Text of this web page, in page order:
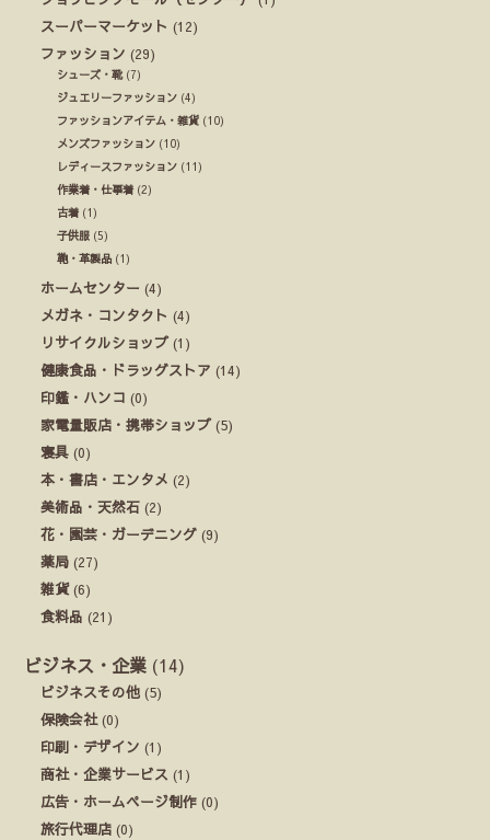
スーパーマーケット (12)
ファッション (29)
シューズ・靴(7)
ジュエリーファッション (4)
ファッションアイテム・雑貨 (10)
メンズファッション (10)
レディースファッション (11)
作業着・仕事着 (2)
古着 (1)
子供服 (5)
鞄・革製品 (1)
ホームセンター (4)
メガネ・コンタクト (4)
リサイクルショップ (1)
健康食品・ドラッグストア (14)
印鑑・ハンコ (0)
家電量販店・携帯ショップ (5)
寝具 (0)
本・書店・エンタメ (2)
美術品・天然石 (2)
花・園芸・ガーデニング (9)
薬局 (27)
雑貨(6)
食料品 (21)
ビジネス・企業 (14)
ビジネスその他 (5)
保険会社(0)
印刷・デザイン (1)
商社・企業サービス (1)
広告・ホームページ制作 (0)
旅行代理店 (0)